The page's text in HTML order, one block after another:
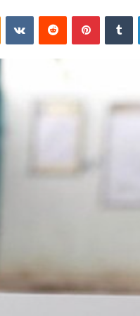
لينكدإن بينتيريست